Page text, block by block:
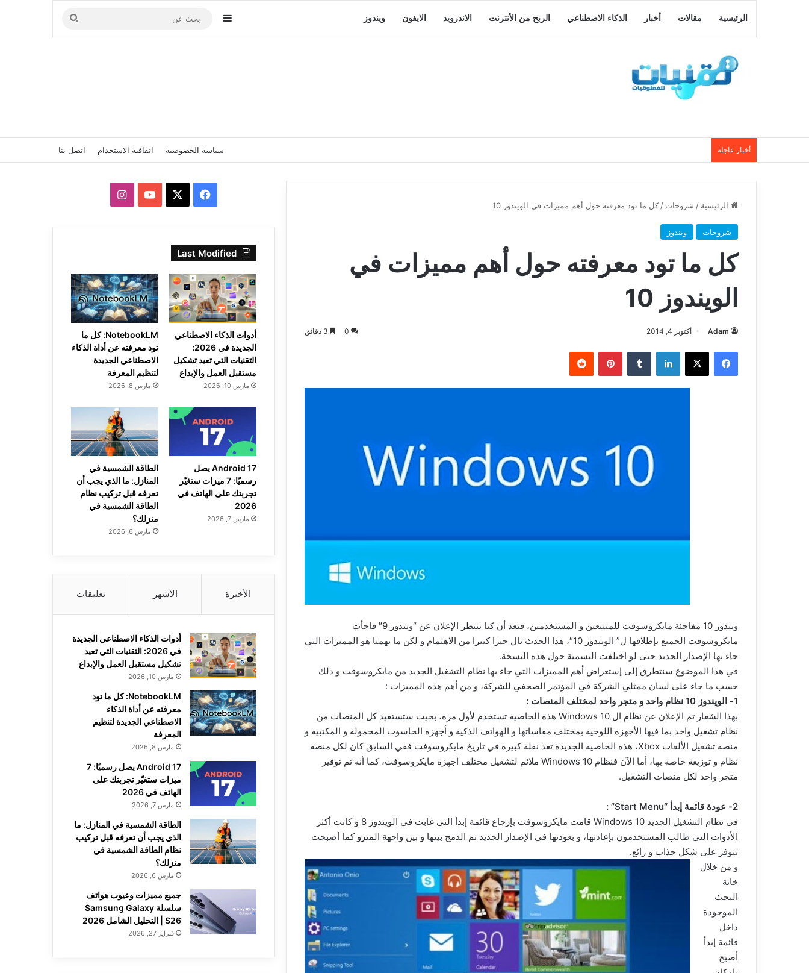
الرئيسية مقالات أخبار الذكاء الاصطناعي الربح من الأنترنت الاندرويد الايفون ويندوز إضافة عمود جانبي
بحث
عن
أخبار عاجلة سياسة الخصوصية اتفاقية الاستخدام اتصل بنا
الرئيسية / شروحات / كل ما تود معرفته حول أهم مميزات في الويندوز 10
شروحات ويندوز
كل ما تود معرفته حول أهم مميزات في
الويندوز 10
Adam أكتوبر 4, 2014 0
فيسبوك ‫X لينكدإن بينتيريست
ويندوز 10 مفاجئة مايكروسوفت للمتتبعين و المستخدمين، فبعد أن كنا ننتظر الإعلان عن “ويندوز 9″ فاجأت
مايكروسوفت الجميع بإطلاقها ل” الويندوز 10″، هذا الحدث نال حيزا كبيرا من الاهتمام و لكن ما يهمنا هو المميزات التي
جاء بها الإصدار الجديد حتى لو اختلفت التسمية حول هذه النسخة.
في هذا الموضوع سنتطرق إلى إستعراض أهم المميزات التي جاء بها نظام التشغيل الجديد من مايكروسوفت و ذلك
حسب ما جاء على لسان ممثلي الشركة في المؤتمر الصحفي للشركة، و من أهم هذه المميزات :
1- الويندوز 10 نظام واحد و متجر واحد لمختلف المنصات :
بهذا الشعار تم الإعلان عن نظام ال Windows 10 هذه الخاصية تستخدم لأول مرة، بحيث ستستفيد كل المنصات من
نظام تشغيل واحد بما فيها الأجهزة اللوحية بمختلف مقاساتها و الهواتف الذكية و أجهزة الحاسوب المحمولة و المكتبية و
منصة تشغيل الألعاب Xbox، هذه الخاصية الجديدة تعد نقلة كبيرة في تاريخ مايكروسوفت ففي السابق كان لكل منصة
نظام و توزيعة خاصة بها، أما الآن فنظام Windows 10 ملائم لتشغيل مختلف أجهزة مايكروسوفت، كما أنه تم توفير
متجر واحد لكل منصات التشغيل.
2- عودة قائمة إبدأ “Start Menu” :
في نظام التشغيل الجديد Windows 10 قامت مايكروسوفت بإرجاع قائمة إبدأ التي غابت في الويندوز 8 و كانت أكثر
الأدوات التي طالب المستخدمون بإعادتها، و بعودتها في الإصدار الجديد تم الدمج بينها و بين واجهة المترو كما أصبحت
تتوفر على شكل جذاب و رائع.
و من خلال
خانة
البحث
الموجودة
داخل
قائمة إبدأ
أصبح
فيسبوك ‫YouTubeانستقرام
Last Modified
أدوات الذكاء الاصطناعي
الجديدة في 2026:
التقنيات التي تعيد تشكيل
مستقبل العمل والإبداع
مارس 10, 2026
NotebookLM: كل ما
تود معرفته عن أداة الذكاء
الاصطناعي الجديدة
لتنظيم المعرفة
مارس 8, 2026
Android 17 يصل
رسميًا: 7 ميزات ستغيّر
تجربتك على الهاتف في
2026
مارس 7, 2026
الطاقة الشمسية في
المنازل: ما الذي يجب أن
تعرفه قبل تركيب نظام
الطاقة الشمسية في
منزلك؟
مارس 6, 2026
الأخيرة الأشهر تعليقات
أدوات الذكاء الاصطناعي الجديدة
في 2026: التقنيات التي تعيد
تشكيل مستقبل العمل والإبداع
مارس 10, 2026
NotebookLM: كل ما تود
معرفته عن أداة الذكاء
الاصطناعي الجديدة لتنظيم
المعرفة
مارس 8, 2026
Android 17 يصل رسميًا: 7
ميزات ستغيّر تجربتك على
الهاتف في 2026
مارس 7, 2026
الطاقة الشمسية في المنازل: ما
الذي يجب أن تعرفه قبل تركيب
نظام الطاقة الشمسية في
منزلك؟
مارس 6, 2026
جميع مميزات وعيوب هواتف
سلسلة Samsung Galaxy
S26 | التحليل الشامل 2026
فبراير 27, 2026